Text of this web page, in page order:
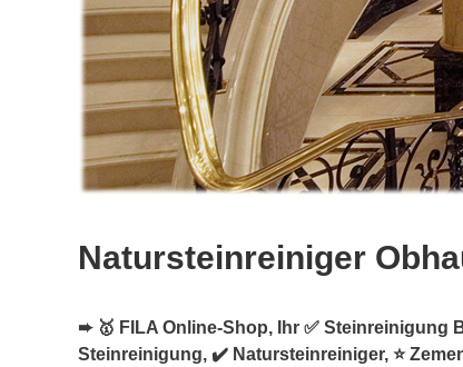
Natursteinreiniger
➨ 🥇 FILA Online-Shop, Ihr ✅ Steinreinigung
Steinreinigung, ✔️ Natursteinreiniger, ⭐